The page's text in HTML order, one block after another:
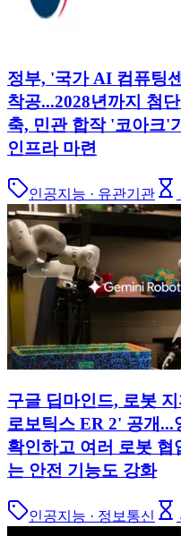
정부, '국가 AI 컴퓨팅
착공...2028년까지 첨
축, 민관 합작 '코아크'
인프라 마련
인공지능 · 유관기관
구글 딥마인드, 로봇
로보틱스 ER 2' 공개
확인하고 여러 로봇
는 안전 기능도 강화
인공지능 · 정보통신